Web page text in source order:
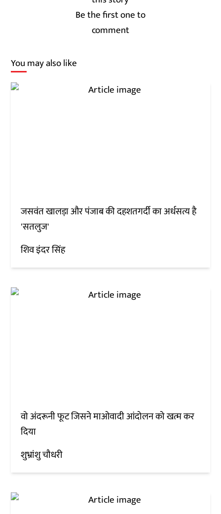
Be the first one to
comment
You may also like
जसवंत खालड़ा और पंजाब की दहशतगर्दी का अर्धसत्य है
'सतलुज'
शिव इंदर सिंह
वो अंदरूनी फूट जिसने माओवादी आंदोलन को खत्म कर
दिया
शुभ्रांशु चौधरी